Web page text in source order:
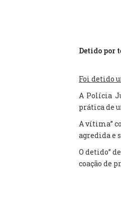
Detido por
Foi detido
A Polícia
prática de
A vítima”
agredida e
O detido”
coação de